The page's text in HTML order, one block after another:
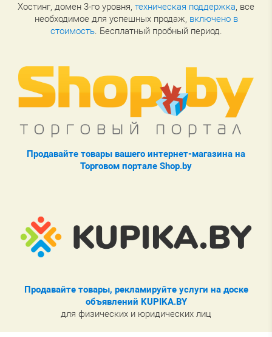
Хостинг, домен 3-го уровня, техническая поддержка, все
необходимое для успешных продаж, включено в
стоимость. Бесплатный пробный период.
Продавайте товары вашего интернет-магазина на
Торговом портале Shop.by
Продавайте товары, рекламируйте услуги на доске
объявлений KUPIKA.BY
для физических и юридических лиц